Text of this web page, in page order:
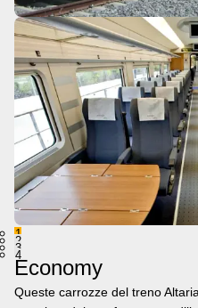
1
2
3
4
Economy
Queste carrozze del treno